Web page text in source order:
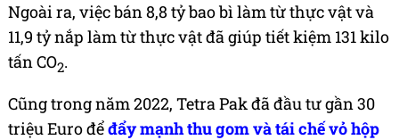
Ngoài ra, việc bán 8,8 tỷ bao bì làm từ thực vật và
11,9 tỷ nắp làm từ thực vật đã giúp tiết kiệm 131 kilo
tấn CO2.
Cũng trong năm 2022, Tetra Pak đã đầu tư gần 30
triệu Euro đểđẩy mạnh thu gom và tái chế vỏ hộp